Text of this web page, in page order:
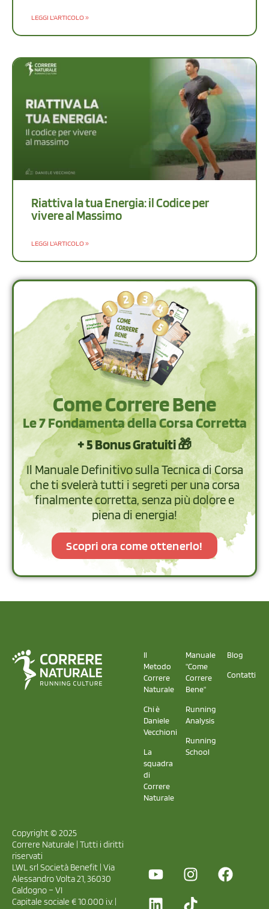
LEGGI L'ARTICOLO »
Riattiva la tua Energia: il Codice per
vivere al Massimo
LEGGI L'ARTICOLO »
Come Correre Bene
Le 7 Fondamenta della Corsa Corretta
+ 5 Bonus Gratuiti 🎁
Il Manuale Definitivo sulla Tecnica di Corsa
che ti svelerà tutti i segreti per una corsa
finalmente corretta, senza più dolore e
piena di energia!
Scopri ora come ottenerlo!
Il
Metodo
Correre
Naturale
Chi è
Daniele
Vecchioni
La
squadra
di
Correre
Naturale
Manuale
"Come
Correre
Bene"
Running
Analysis
Running
School
Blog
Contatti
Copyright © 2025
Correre Naturale | Tutti i diritti
riservati
LWL srl Società Benefit | Via
Alessandro Volta 21, 36030
Caldogno – VI
Capitale sociale € 10.000 i.v. |